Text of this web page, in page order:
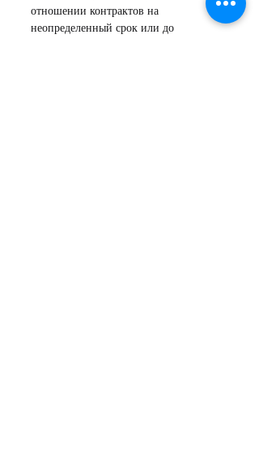
отношении контрактов на
неопределенный срок или до